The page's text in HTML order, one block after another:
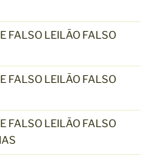
FALSO LEILÃO FALSO
FALSO LEILÃO FALSO
FALSO LEILÃO FALSO